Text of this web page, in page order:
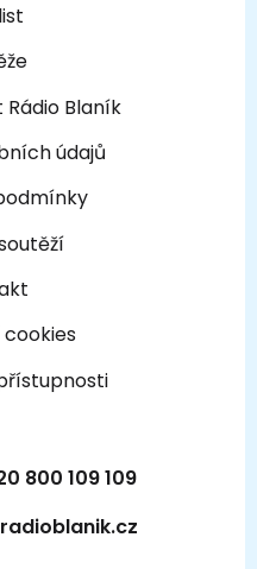
Blaník
údajů
800 109 109